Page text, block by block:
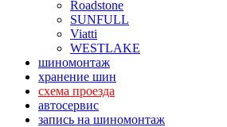
Roadstone
SUNFULL
Viatti
WESTLAKE
шиномонтаж
хранение шин
схема проезда
автосервис
запись на шиномонтаж